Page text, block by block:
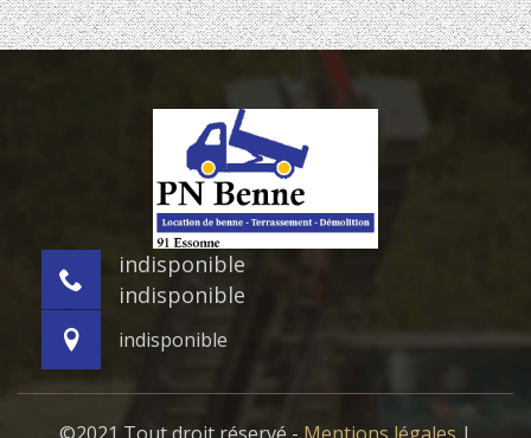
indisponible
indisponible
indisponible
©2021 Tout droit réservé - Mentions légales |